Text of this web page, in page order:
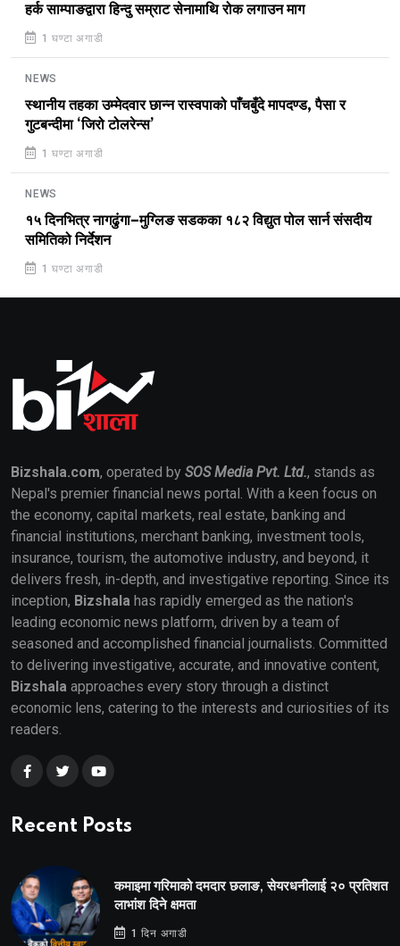
हर्क साम्पाङद्वारा हिन्दु सम्राट सेनामाथि रोक लगाउन माग
1 घण्टा अगाडी
NEWS
स्थानीय तहका उम्मेदवार छान्न रास्वपाको पाँचबुँदे मापदण्ड, पैसा र
गुटबन्दीमा ‘जिरो टोलरेन्स’
1 घण्टा अगाडी
NEWS
१५ दिनभित्र नागढुंगा–मुग्लिङ सडकका १८२ विद्युत पोल सार्न संसदीय
समितिको निर्देशन
1 घण्टा अगाडी
Bizshala.com, operated by SOS Media Pvt. Ltd., stands as
Nepal's premier financial news portal. With a keen focus on
the economy, capital markets, real estate, banking and
financial institutions, merchant banking, investment tools,
insurance, tourism, the automotive industry, and beyond, it
delivers fresh, in-depth, and investigative reporting. Since its
inception, Bizshala has rapidly emerged as the nation's
leading economic news platform, driven by a team of
seasoned and accomplished financial journalists. Committed
to delivering investigative, accurate, and innovative content,
Bizshala approaches every story through a distinct
economic lens, catering to the interests and curiosities of its
readers.
Recent Posts
कमाइमा गरिमाको दमदार छलाङ, सेयरधनीलाई २० प्रतिशत
लाभांश दिने क्षमता
1 दिन अगाडी